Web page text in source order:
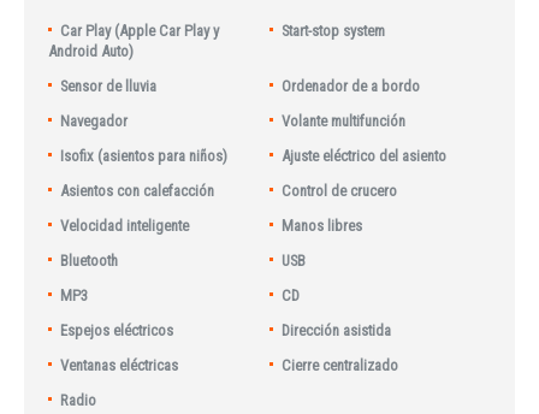
Car Play (Apple Car Play y
Android Auto)
Start-stop system
Sensor de lluvia
Ordenador de a bordo
Navegador
Volante multifunción
Isofix (asientos para niños)
Ajuste eléctrico del asiento
Asientos con calefacción
Control de crucero
Velocidad inteligente
Manos libres
Bluetooth
USB
MP3
CD
Espejos eléctricos
Dirección asistida
Ventanas eléctricas
Cierre centralizado
Radio